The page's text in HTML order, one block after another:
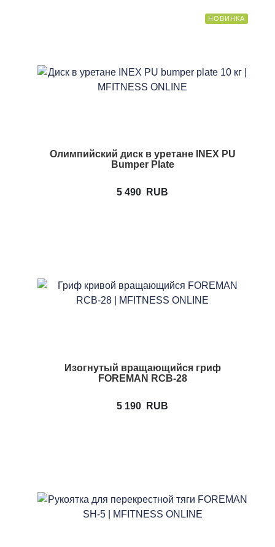
НОВИНКА
Олимпийский диск в уретане INEX PU
Bumper Plate
5 490 RUB
Изогнутый вращающийся гриф
FOREMAN RCB-28
5 190 RUB